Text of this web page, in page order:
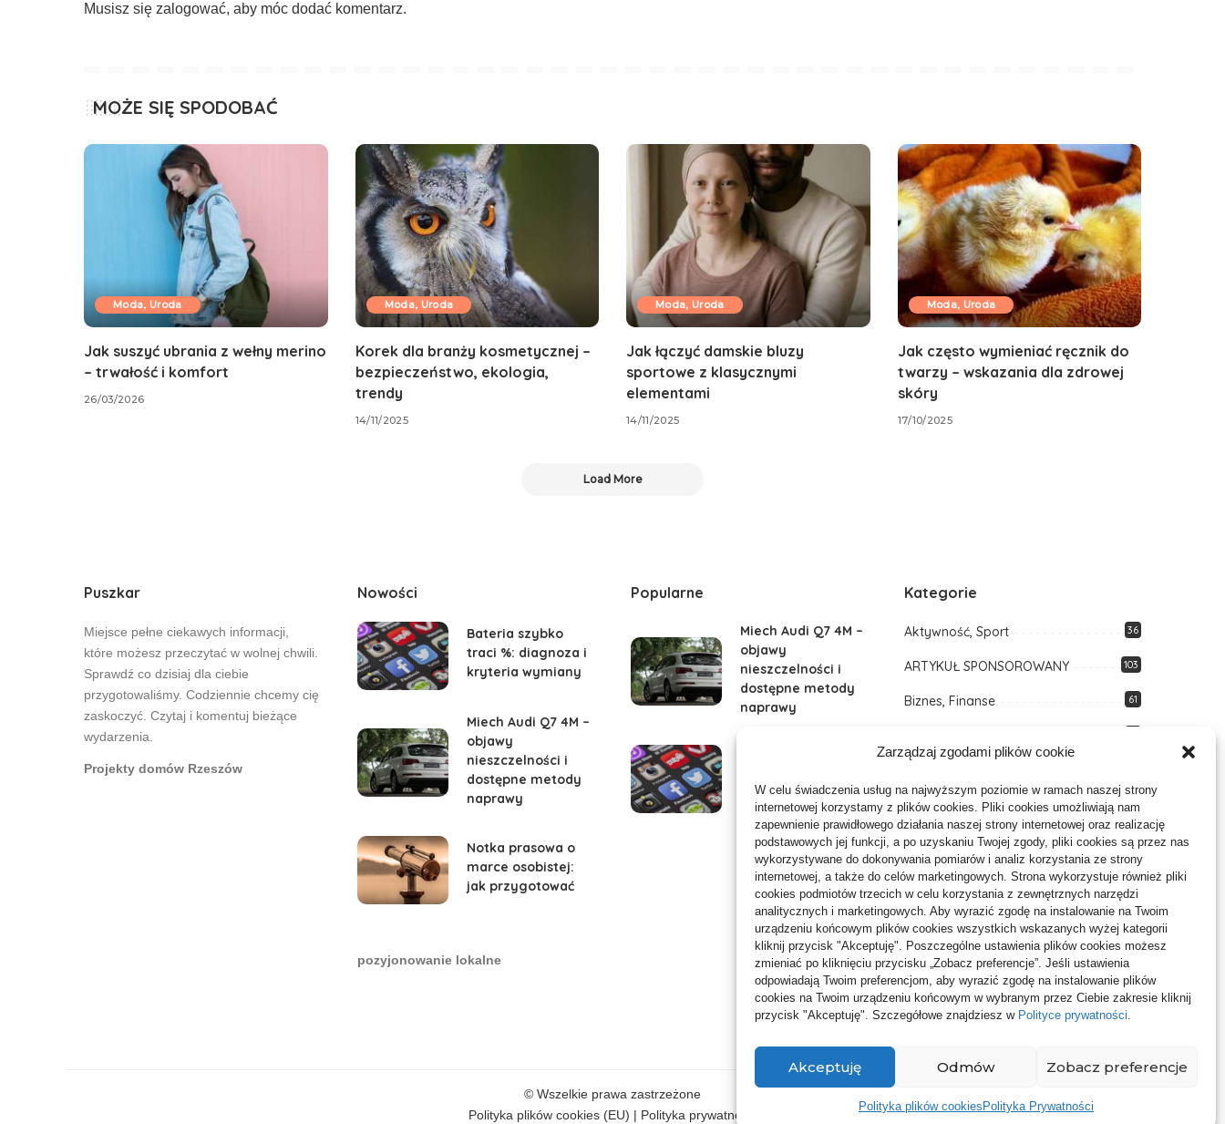
Zarządzaj zgodami plików cookie
W celu świadczenia usług na najwyższym poziomie w ramach naszej strony
internetowej korzystamy z plików cookies. Pliki cookies umożliwiają nam
zapewnienie prawidłowego działania naszej strony internetowej oraz realizację
podstawowych jej funkcji, a po uzyskaniu Twojej zgody, pliki cookies są przez nas
wykorzystywane do dokonywania pomiarów i analiz korzystania ze strony
internetowej, a także do celów marketingowych. Strona wykorzystuje również pliki
cookies podmiotów trzecich w celu korzystania z zewnętrznych narzędzi
analitycznych i marketingowych. Aby wyrazić zgodę na instalowanie na Twoim
urządzeniu końcowym plików cookies wszystkich wskazanych wyżej kategorii
kliknij przycisk "Akceptuję". Poszczególne ustawienia plików cookies możesz
zmieniać po kliknięciu przycisku „Zobacz preferencje”. Jeśli ustawienia
odpowiadają Twoim preferencjom, aby wyrazić zgodę na instalowanie plików
cookies na Twoim urządzeniu końcowym w wybranym przez Ciebie zakresie kliknij
przycisk "Akceptuję". Szczegółowe znajdziesz w Polityce prywatności.
Akceptuję Odmów Zobacz preferencje
Polityka plików cookies Polityka Prywatności
Musisz się zalogować, aby móc dodać komentarz.
MOŻE SIĘ SPODOBAĆ
Moda, Uroda
Jak suszyć ubrania z wełny merino
– trwałość i komfort
26/03/2026
Moda, Uroda
Korek dla branży kosmetycznej –
bezpieczeństwo, ekologia,
trendy
14/11/2025
Moda, Uroda
Jak łączyć damskie bluzy
sportowe z klasycznymi
elementami
14/11/2025
Moda, Uroda
Jak często wymieniać ręcznik do
twarzy – wskazania dla zdrowej
skóry
17/10/2025
Load More
Puszkar
Miejsce pełne ciekawych informacji,
które możesz przeczytać w wolnej chwili.
Sprawdź co dzisiaj dla ciebie
przygotowaliśmy. Codziennie chcemy cię
zaskoczyć. Czytaj i komentuj bieżące
wydarzenia.
Projekty domów Rzeszów
Nowości
Bateria szybko
traci %: diagnoza i
kryteria wymiany
Miech Audi Q7 4M –
objawy
nieszczelności i
dostępne metody
naprawy
Notka prasowa o
marce osobistej:
jak przygotować
pozyjonowanie lokalne
Popularne
Miech Audi Q7 4M –
objawy
nieszczelności i
dostępne metody
naprawy
kryteria wymiany
Kategorie
Aktywność, Sport 36
ARTYKUŁ SPONSOROWANY 103
Biznes, Finanse 61
Edukacja, Rozrywka 35
Inne 64
Moda, Uroda 24
Motoryzacja, Transport 68
Technologie 22
Usługi 73
Zdrowie, Medycyna 123
© Wszelkie prawa zastrzeżone
Polityka plików cookies (EU) | Polityka prywatności